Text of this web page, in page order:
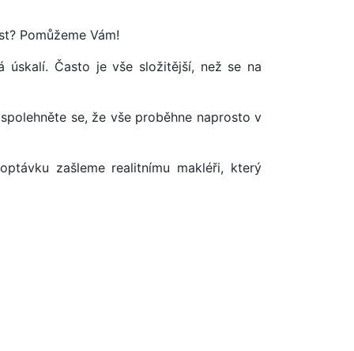
Pomůžeme Vám!
úskalí. Často je vše složitější, než se na
se, že vše proběhne naprosto v
zašleme realitnímu makléři, který